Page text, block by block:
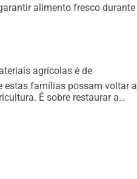
alimento fresco durante
agrícolas é de
estas famílias possam voltar a
É sobre restaurar a